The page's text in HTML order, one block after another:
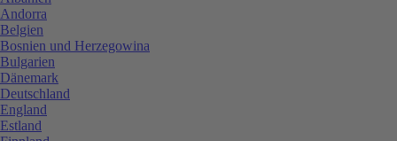
Andorra
Belgien
Bosnien und Herzegowina
Bulgarien
Dänemark
Deutschland
England
Estland